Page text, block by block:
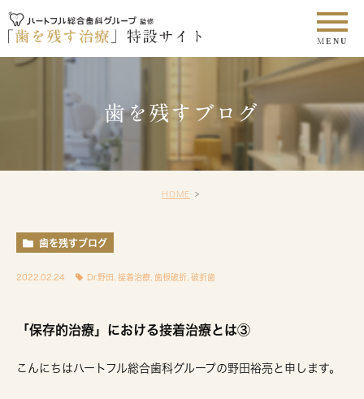
歯を残すブログ
HOME
歯を残すブログ
2022.02.24 Dr.野田 接着治療 歯根破折 破折歯
「保存的治療」における接着治療とは③
こんにちはハートフル総合歯科グループの野田裕亮と申します。